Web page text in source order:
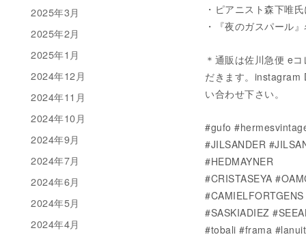
・ピアニスト森下唯
・『夜のガスパール
＊通販は佐川急便 e
だきます。
い合わせ下さい。
#gufo
#JILSANDER
#HEDMAYNER
#CRISTASEYA
#SASKIADIEZ
#tobali #frama
2025年3月
2025年2月
2025年1月
2024年12月
2024年11月
2024年10月
2024年9月
2024年7月
2024年6月
2024年5月
2024年4月